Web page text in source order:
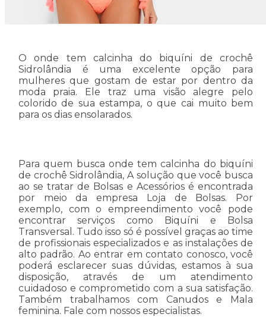
O onde tem calcinha do biquíni de crochê
Sidrolândia é uma excelente opção para
mulheres que gostam de estar por dentro da
moda praia. Ele traz uma visão alegre pelo
colorido de sua estampa, o que cai muito bem
para os dias ensolarados.
Para quem busca onde tem calcinha do biquíni
de crochê Sidrolândia, A solução que você busca
ao se tratar de Bolsas e Acessórios é encontrada
por meio da empresa Loja de Bolsas. Por
exemplo, com o empreendimento você pode
encontrar serviços como Biquíni e Bolsa
Transversal. Tudo isso só é possível graças ao time
de profissionais especializados e as instalações de
alto padrão. Ao entrar em contato conosco, você
poderá esclarecer suas dúvidas, estamos à sua
disposição, através de um atendimento
cuidadoso e comprometido com a sua satisfação.
Também trabalhamos com Canudos e Mala
feminina. Fale com nossos especialistas.